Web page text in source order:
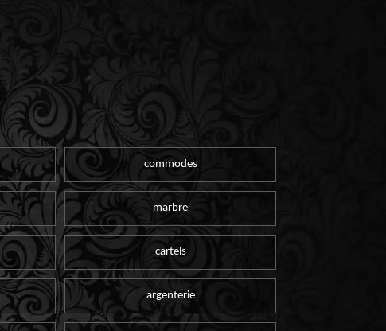
commodes
marbre
cartels
argenterie